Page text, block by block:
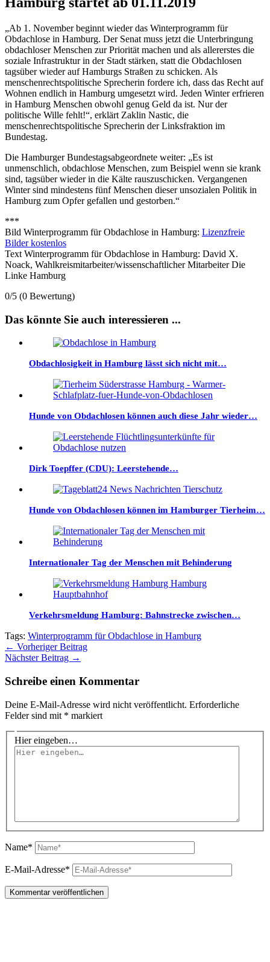
„Ab 1. November beginnt wieder das Winterprogramm für
Obdachlose in Hamburg. Der Senat muss jetzt die Unterbringung
obdachloser Menschen zur Priorität machen und als allererstes die
soziale Infrastruktur in der Stadt stärken, statt die Obdachlosen
tagsüber wieder auf Hamburgs Straßen zu schicken. Als
menschenrechtspolitische Sprecherin fordere ich, dass das Recht auf
Wohnen endlich in Hamburg umgesetzt wird. Jeden Winter erfrieren
in Hamburg Menschen obwohl genug Geld da ist. Nur der
politische Wille fehlt!“, erklärt Zaklin Nastic, die
menschenrechtspolitische Sprecherin der Linksfraktion im
Bundestag.
Die Hamburger Bundestagsabgeordnete weiter: „Es ist
unmenschlich, obdachlose Menschen, zum Beispiel wenn sie krank
sind, tagsüber wieder in die Kälte rauszuschicken. Vergangenen
Winter sind mindestens fünf Menschen dieser unsozialen Politik in
Hamburg zum Opfer gefallen und gestorben.“
***
Bild Winterprogramm für Obdachlose in Hamburg: Lizenzfreie
Bilder kostenlos
Text Winterprogramm für Obdachlose in Hamburg: David X.
Noack, Wahlkreismitarbeiter/wissenschaftlicher Mitarbeiter Die
Linke Hamburg
0/5 (0 Bewertung)
Das könnte Sie auch interessieren ...
Obdachlosigkeit in Hamburg lässt sich nicht mit…
Hunde von Obdachlosen können auch diese Jahr wieder…
Dirk Toepffer (CDU): Leerstehende…
Hunde von Obdachlosen können im Hamburger Tierheim…
Internationaler Tag der Menschen mit Behinderung
Verkehrsmeldung Hamburg: Bahnstrecke zwischen…
Tags: Winterprogramm für Obdachlose in Hamburg
← Vorheriger Beitrag
Nächster Beitrag →
Schreibe einen Kommentar
Deine E-Mail-Adresse wird nicht veröffentlicht. Erforderliche
Felder sind mit * markiert
Hier eingeben…
Name*
E-Mail-Adresse*